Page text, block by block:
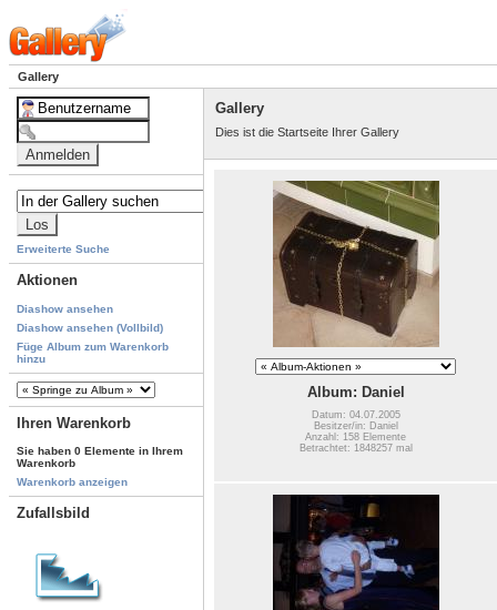
Gallery
Erweiterte Suche
Aktionen
Diashow ansehen
Diashow ansehen (Vollbild)
Füge Album zum Warenkorb
hinzu
Ihren Warenkorb
Sie haben 0 Elemente in Ihrem
Warenkorb
Warenkorb anzeigen
Zufallsbild
Gallery
Dies ist die Startseite Ihrer Gallery
Album: Daniel
Datum: 04.07.2005
Besitzer/in: Daniel
Anzahl: 158 Elemente
Betrachtet: 1848257 mal